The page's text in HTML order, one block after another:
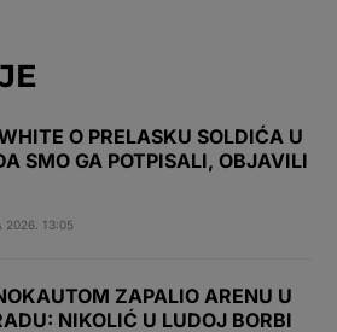
O PRELASKU SOLDIĆA U
SMO GA POTPISALI, OBJAVILI
2026. 13:05
ZAPALIO ARENU U
NIKOLIĆ U LUDOJ BORBI